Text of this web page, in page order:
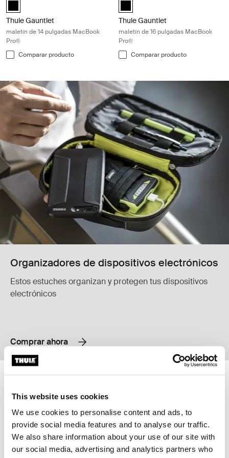
This website uses cookies
We use cookies to personalise content and ads, to
provide social media features and to analyse our traffic.
We also share information about your use of our site with
our social media, advertising and analytics partners who
Thule Gauntlet
maletín de 14 pulgadas MacBook
Pro®
Comparar producto
Thule Gauntlet
maletín de 16 pulgadas MacBook
Pro®
Comparar producto
Organizadores de dispositivos electrónicos
Estos estuches organizan y protegen tus dispositivos
electrónicos
Comprar ahora
Thule Subterra MacBook Sleeve 16" Negro (selected)
Thule Subterra 2
Funda para MacBook de
16 pulgadas
Comparar producto
Thule Subterra 2
Funda para MacBook de
14 pulgadas
Comparar producto